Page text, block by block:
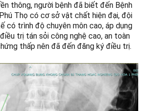
thông, người bệnh đã biết đến Bệnh
Thọ có cơ sở vật chất hiện đại, đội
có trình độ chuyên môn cao, áp dụng
trị tán sỏi công nghệ cao, an toàn
thấp nên đã đến đăng ký điều trị.